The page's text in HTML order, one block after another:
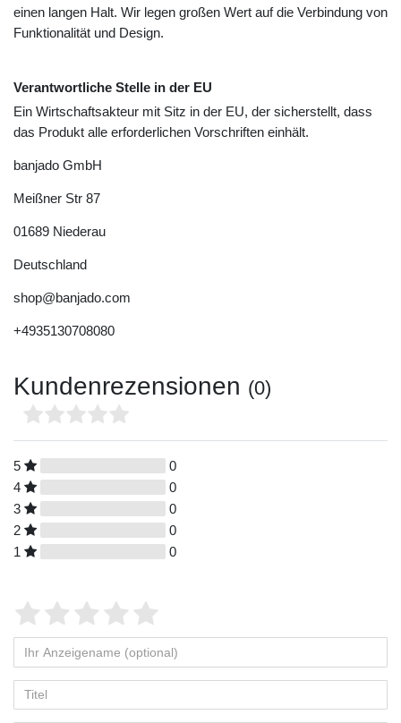
einen langen Halt. Wir legen großen Wert auf die Verbindung von
Funktionalität und Design.
Verantwortliche Stelle in der EU
Ein Wirtschaftsakteur mit Sitz in der EU, der sicherstellt, dass
das Produkt alle erforderlichen Vorschriften einhält.
banjado GmbH
Meißner Str 87
01689 Niederau
Deutschland
shop@banjado.com
+4935130708080
Kundenrezensionen (0)
5
0
4
0
3
0
2
0
1
0